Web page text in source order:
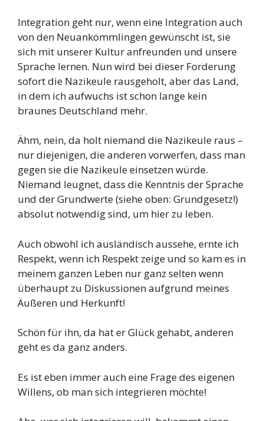
Integration geht nur, wenn eine Integration auch
von den Neuankömmlingen gewünscht ist, sie
sich mit unserer Kultur anfreunden und unsere
Sprache lernen. Nun wird bei dieser Forderung
sofort die Nazikeule rausgeholt, aber das Land,
in dem ich aufwuchs ist schon lange kein
braunes Deutschland mehr.
Ähm, nein, da holt niemand die Nazikeule raus –
nur diejenigen, die anderen vorwerfen, dass man
gegen sie die Nazikeule einsetzen würde.
Niemand leugnet, dass die Kenntnis der Sprache
und der Grundwerte (siehe oben: Grundgesetz!)
absolut notwendig sind, um hier zu leben.
Auch obwohl ich ausländisch aussehe, ernte ich
Respekt, wenn ich Respekt zeige und so kam es in
meinem ganzen Leben nur ganz selten wenn
überhaupt zu Diskussionen aufgrund meines
Äußeren und Herkunft!
Schön für ihn, da hat er Glück gehabt, anderen
geht es da ganz anders.
Es ist eben immer auch eine Frage des eigenen
Willens, ob man sich integrieren möchte!